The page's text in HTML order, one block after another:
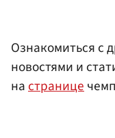
Ознакомиться с
новостями и
настранице